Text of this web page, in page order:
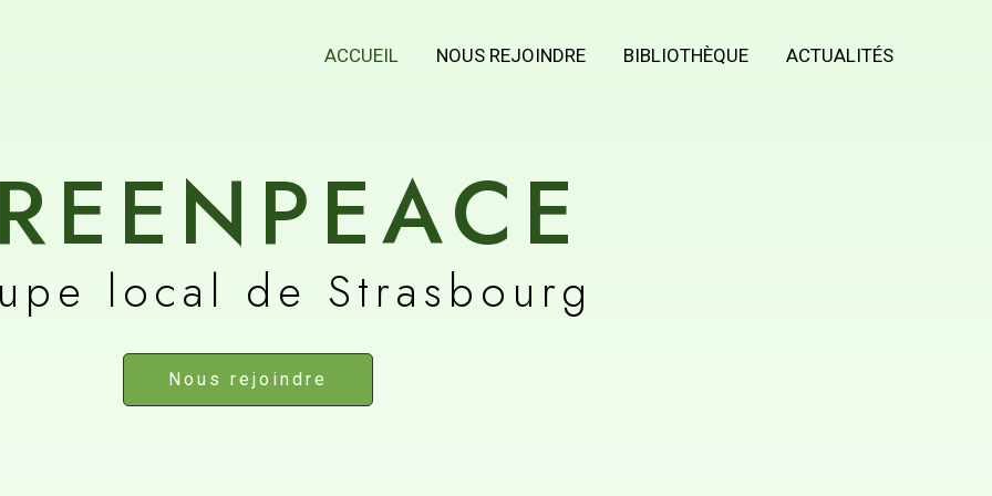
ACCUEIL NOUS REJOINDRE BIBLIOTHÈQUE ACTUALITÉS
local de Strasbourg
Nous rejoindre